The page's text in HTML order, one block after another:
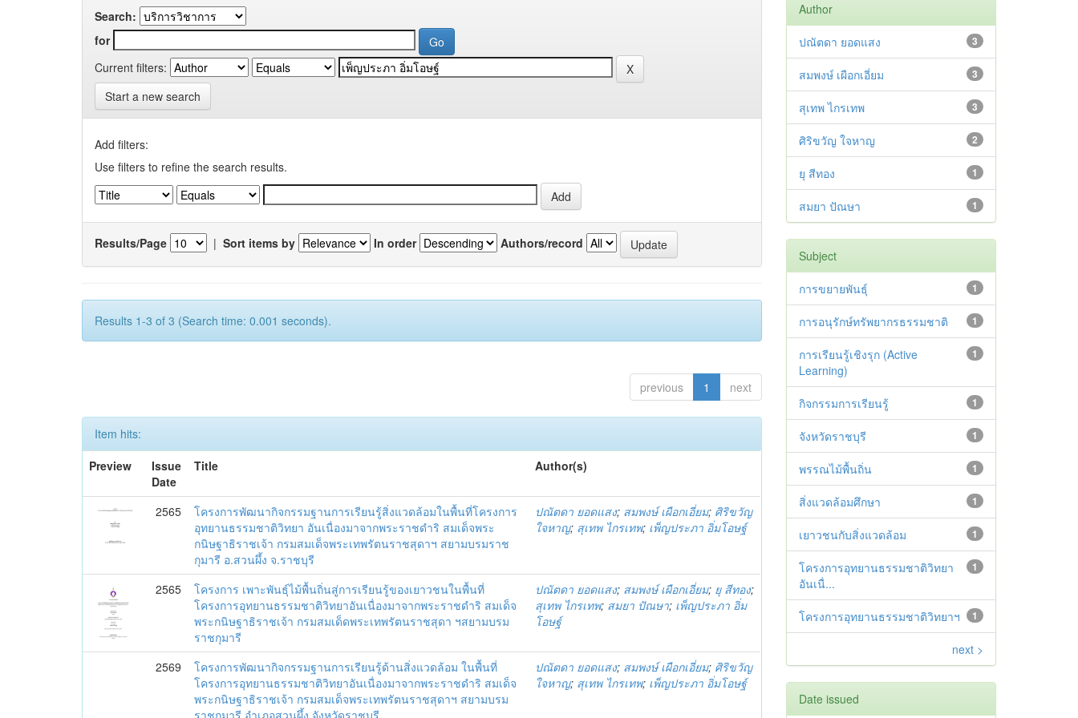
Search:
for
Current filters:
Start a new search
Add filters:
Use filters to refine the search results.
Results/Page | Sort items by In order Authors/record
Results 1-3 of 3 (Search time: 0.001 seconds).
previous 1 next
Item hits:
Preview
Issue
Date
Title Author(s)
2565
โครงการพัฒนากิจกรรมฐานการเรียนรู้สิ่งแวดล้อมในพื้นที่โครงการ
อุทยานธรรมชาติวิทยา อันเนื่องมาจากพระราชดำริ สมเด็จพระ
กนิษฐาธิราชเจ้า กรมสมเด็จพระเทพรัตนราชสุดาฯ สยามบรมราช
กุมารี อ.สวนผึ้ง จ.ราชบุรี
ปณัตดา ยอดแสง; สมพงษ์ เผือกเอี่ยม; ศิริขวัญ
ใจหาญ; สุเทพ ไกรเทพ; เพ็ญประภา อิ่มโอษฐ์
2565
โครงการ เพาะพันธุ์ไม้พื้นถิ่นสู่การเรียนรู้ของเยาวชนในพื้นที่
โครงการอุทยานธรรมชาติวิทยาอันเนื่องมาจากพระราชดำริ สมเด็จ
พระกนิษฐาธิราชเจ้า กรมสมเด็ดพระเทพรัตนราชสุดา ฯสยามบรม
ราชกุมารี
ปณัตดา ยอดแสง; สมพงษ์ เผือกเอี่ยม; ยุ สีทอง;
สุเทพ ไกรเทพ; สมยา ปัณษา; เพ็ญประภา อิ่ม
โอษฐ์
2569
โครงการพัฒนากิจกรรมฐานการเรียนรู้ด้านสิ่งแวดล้อม ในพื้นที่
โครงการอุทยานธรรมชาติวิทยาอันเนื่องมาจากพระราชดำริ สมเด็จ
พระกนิษฐาธิราชเจ้า กรมสมเด็จพระเทพรัตนราชสุดาฯ สยามบรม
ราชกุมารี อำเภอสวนผึ้ง จังหวัดราชบุรี
ปณัตดา ยอดแสง; สมพงษ์ เผือกเอี่ยม; ศิริขวัญ
ใจหาญ; สุเทพ ไกรเทพ; เพ็ญประภา อิ่มโอษฐ์
Author
3
ปณัตดา ยอดแสง
3
สมพงษ์ เผือกเอี่ยม
3
สุเทพ ไกรเทพ
2
ศิริขวัญ ใจหาญ
1
ยุ สีทอง
1
สมยา ปัณษา
Subject
1
การขยายพันธุ์
1
การอนุรักษ์ทรัพยากรธรรมชาติ
1
การเรียนรู้เชิงรุก (Active
Learning)
1
กิจกรรมการเรียนรู้
1
จังหวัดราชบุรี
1
พรรณไม้พื้นถิ่น
1
สิ่งแวดล้อมศึกษา
1
เยาวชนกับสิ่งแวดล้อม
1
โครงการอุทยานธรรมชาติวิทยา
อันเนื่...
1
โครงการอุทยานธรรมชาติวิทยาฯ
next >
Date issued